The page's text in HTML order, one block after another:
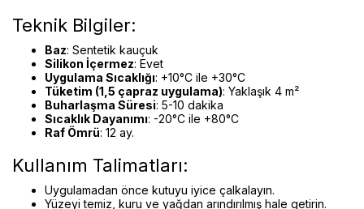
Teknik Bilgiler:
Baz: Sentetik kauçuk
Silikon İçermez: Evet
Uygulama Sıcaklığı: +10°C ile +30°C
Tüketim (1,5 çapraz uygulama): Yaklaşık 4 m²
Buharlaşma Süresi: 5-10 dakika
Sıcaklık Dayanımı: -20°C ile +80°C
Raf Ömrü: 12 ay.
Kullanım Talimatları:
Uygulamadan önce kutuyu iyice çalkalayın.
Yüzeyi temiz, kuru ve yağdan arındırılmış hale getirin.